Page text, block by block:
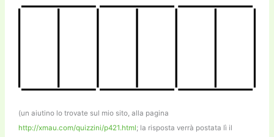
(un aiutino lo trovate sul mio sito, alla pagina
http://xmau.com/quizzini/p421.html; la risposta verrà postata lì il